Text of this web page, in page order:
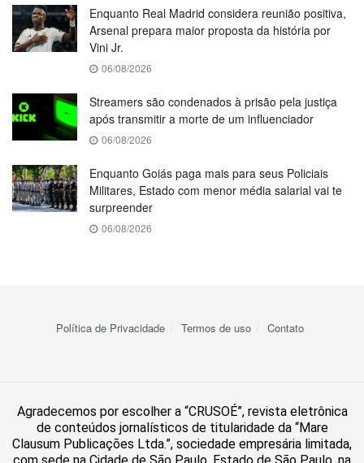
Enquanto Real Madrid considera reunião positiva,
Arsenal prepara maior proposta da história por
Vini Jr.
06/08/2026
Streamers são condenados à prisão pela justiça
após transmitir a morte de um influenciador
06/08/2026
Enquanto Goiás paga mais para seus Policiais
Militares, Estado com menor média salarial vai te
surpreender
06/08/2026
Política de Privacidade Termos de uso Contato
Agradecemos por escolher a “CRUSOÉ”, revista eletrônica
de conteúdos jornalísticos de titularidade da “Mare
Clausum Publicações Ltda.”, sociedade empresária limitada,